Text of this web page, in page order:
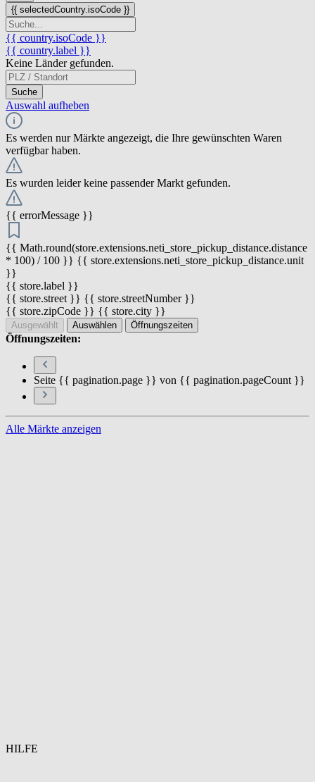
{{ selectedCountry.isoCode }}
{{ country.isoCode }}
{{ country.label }}
Keine Länder gefunden.
Suche
Auswahl aufheben
Es werden nur Märkte angezeigt, die Ihre gewünschten Waren
verfügbar haben.
Es wurden leider keine passender Markt gefunden.
{{ errorMessage }}
{{ Math.round(store.extensions.neti_store_pickup_distance.distance
* 100) / 100 }} {{ store.extensions.neti_store_pickup_distance.unit
}}
{{ store.label }}
{{ store.street }} {{ store.streetNumber }}
{{ store.zipCode }} {{ store.city }}
Ausgewählt Auswählen Öffnungszeiten
Öffnungszeiten:
Seite {{ pagination.page }} von {{ pagination.pageCount }}
Alle Märkte anzeigen
HILFE